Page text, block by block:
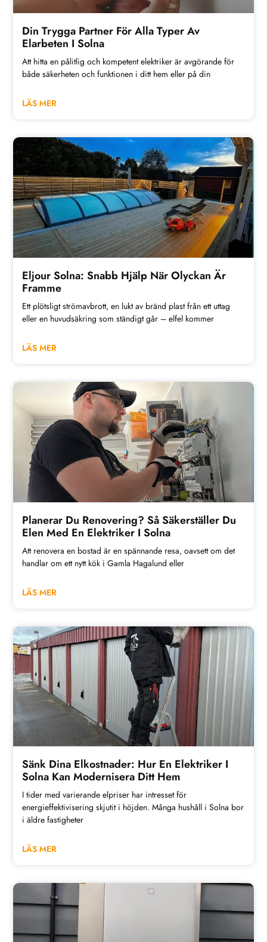
Din Trygga Partner För Alla Typer Av
Elarbeten I Solna
Att hitta en pålitlig och kompetent elektriker är avgörande för
både säkerheten och funktionen i ditt hem eller på din
LÄS MER
Eljour Solna: Snabb Hjälp När Olyckan Är
Framme
Ett plötsligt strömavbrott, en lukt av bränd plast från ett uttag
eller en huvudsäkring som ständigt går – elfel kommer
LÄS MER
Planerar Du Renovering? Så Säkerställer Du
Elen Med En Elektriker I Solna
Att renovera en bostad är en spännande resa, oavsett om det
handlar om ett nytt kök i Gamla Hagalund eller
LÄS MER
Sänk Dina Elkostnader: Hur En Elektriker I
Solna Kan Modernisera Ditt Hem
I tider med varierande elpriser har intresset för
energieffektivisering skjutit i höjden. Många hushåll i Solna bor
i äldre fastigheter
LÄS MER